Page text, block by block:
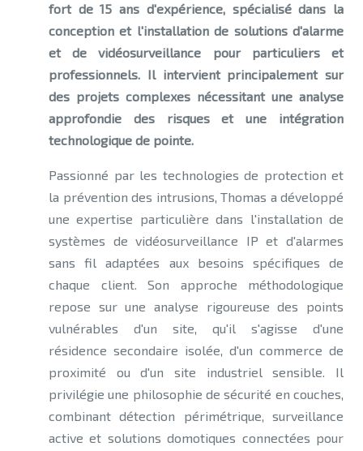
fort de 15 ans d'expérience, spécialisé dans la
conception et l'installation de solutions d'alarme
et de vidéosurveillance pour particuliers et
professionnels. Il intervient principalement sur
des projets complexes nécessitant une analyse
approfondie des risques et une intégration
technologique de pointe.
Passionné par les technologies de protection et
la prévention des intrusions, Thomas a développé
une expertise particulière dans l'installation de
systèmes de vidéosurveillance IP et d'alarmes
sans fil adaptées aux besoins spécifiques de
chaque client. Son approche méthodologique
repose sur une analyse rigoureuse des points
vulnérables d'un site, qu'il s'agisse d'une
résidence secondaire isolée, d'un commerce de
proximité ou d'un site industriel sensible. Il
privilégie une philosophie de sécurité en couches,
combinant détection périmétrique, surveillance
active et solutions domotiques connectées pour